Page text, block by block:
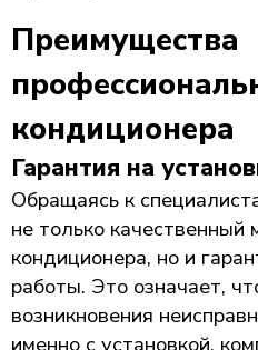
Преимущества
кондиционера
Гарантия на
Обращаясь к
не только качественный
кондиционера, но и
работы. Это означает,
возникновения
именно с установкой,